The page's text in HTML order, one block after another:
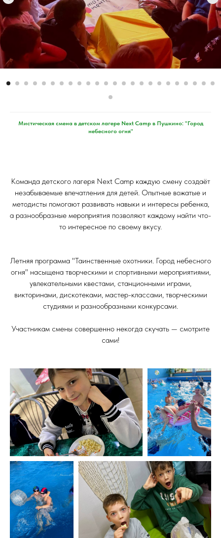
Мистическая смена в детском лагере Next Camp в Пушкино: "Город
небесного огня"
Команда детского лагеря Next Camp каждую смену создаёт
незабываемые впечатления для детей. Опытные вожатые и
методисты помогают развивать навыки и интересы ребенка,
а разнообразные мероприятия позволяют каждому найти что-
то интересное по своему вкусу.
Летняя программа "Таинственные охотники. Город небесного
огня" насыщена творческими и спортивными мероприятиями,
увлекательными квестами, станционными играми,
викторинами, дискотеками, мастер-классами, творческими
студиями и разнообразными конкурсами.
Участникам смены совершенно некогда скучать — смотрите
сами!